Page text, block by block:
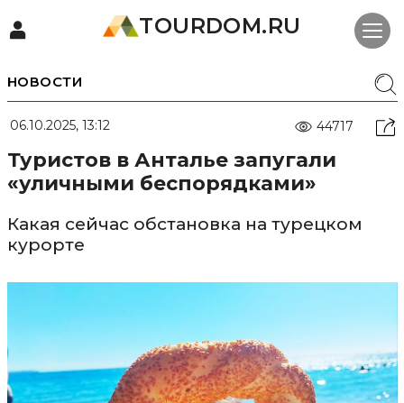
TOURDOM.RU
НОВОСТИ
06.10.2025, 13:12 44717
Туристов в Анталье запугали
«уличными беспорядками»
Какая сейчас обстановка на турецком
курорте